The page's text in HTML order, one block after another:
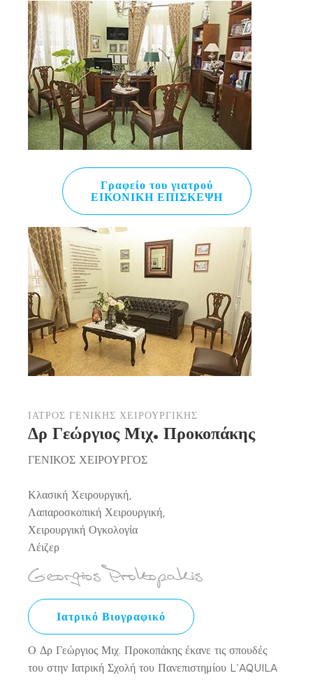
Γραφείο του γιατρού
ΕΙΚΟΝΙΚΗ ΕΠΙΣΚΕΨΗ
ΙΑΤΡΟΣ ΓΕΝΙΚΗΣ ΧΕΙΡΟΥΡΓΙΚΗΣ
Δρ Γεώργιος Μιχ. Προκοπάκης
ΓΕΝΙΚΟΣ ΧΕΙΡΟΥΡΓΟΣ
Κλασική Χειρουργική,
Λαπαροσκοπική Χειρουργική,
Χειρουργική Ογκολογία
Λέιζερ
Ιατρικό Βιογραφικό
Ο Δρ Γεώργιος Μιχ. Προκοπάκης έκανε τις σπουδές
του στην Ιατρική Σχολή του Πανεπιστημίου L'AQUILA